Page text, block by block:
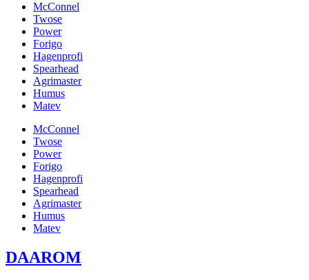
McConnel
Twose
Power
Forigo
Hagenprofi
Spearhead
Agrimaster
Humus
Matev
McConnel
Twose
Power
Forigo
Hagenprofi
Spearhead
Agrimaster
Humus
Matev
DAAROM